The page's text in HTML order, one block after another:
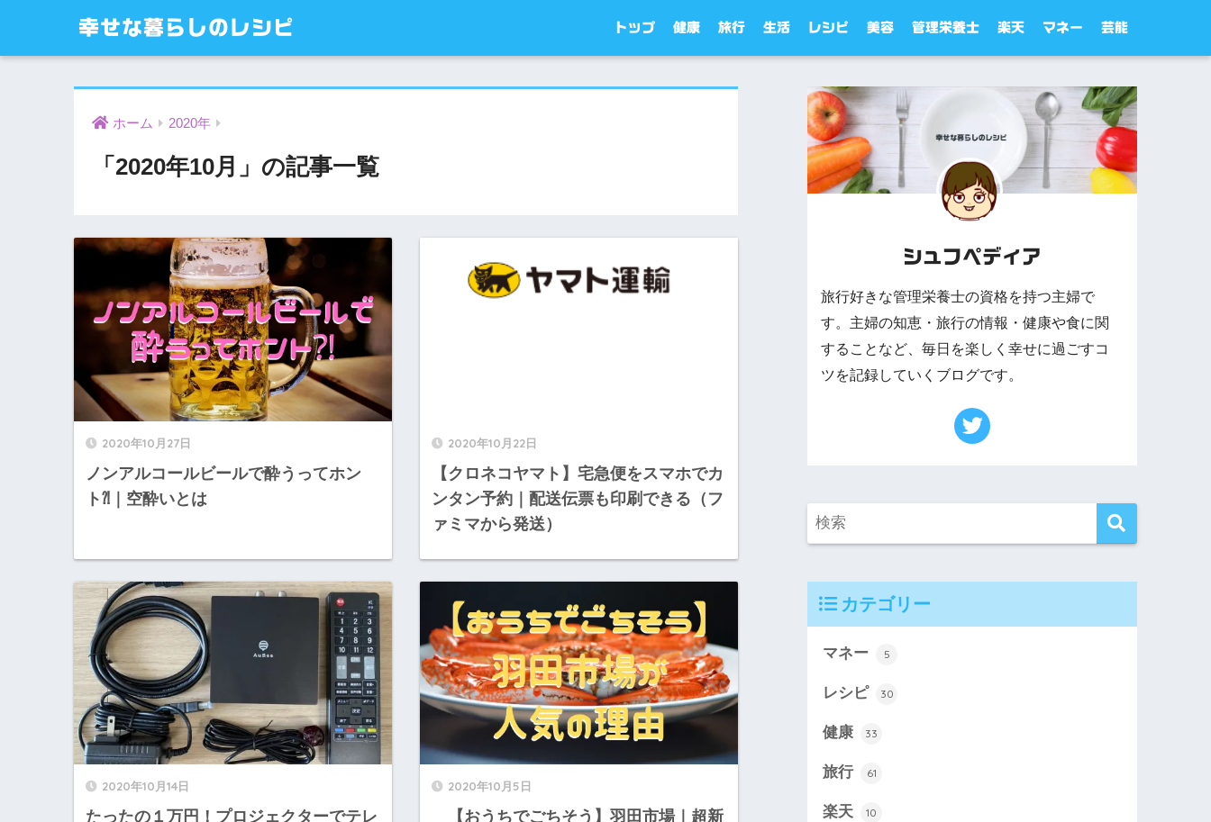
幸せな暮らしのレシピ トップ 健康 旅行 生活 レシピ 美容 管理栄養士 楽天 マネー 芸能
ホーム 2020年
「2020年10月」の記事一覧
2020年10月27日
ノンアルコールビールで酔うってホン
ト⁈｜空酔いとは
2020年10月22日
【クロネコヤマト】宅急便をスマホでカ
ンタン予約｜配送伝票も印刷できる（フ
ァミマから発送）
2020年10月14日
たったの１万円！プロジェクターでテレ
2020年10月5日
【おうちでごちそう】羽田市場｜超新
シュフペディア
旅行好きな管理栄養士の資格を持つ主婦で
す。主婦の知恵・旅行の情報・健康や食に関
することなど、毎日を楽しく幸せに過ごすコ
ツを記録していくブログです。
カテゴリー
マネー 5
レシピ 30
健康 33
旅行 61
楽天 10